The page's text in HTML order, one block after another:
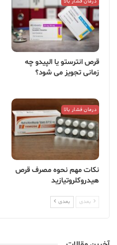
درمان فشار بالا
قرص انترستو یا الپیدو چه
زمانی تجویز می شود؟
درمان فشار بالا
نکات مهم نحوه مصرف قرص
هیدروکلروتیازید
بعدی بعدی